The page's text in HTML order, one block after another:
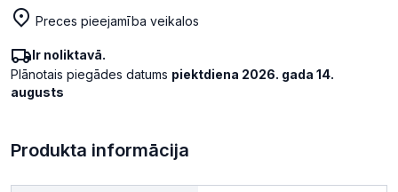
Preces pieejamība veikalos
Ir noliktavā.
Plānotais piegādes datums piektdiena 2026. gada 14.
augusts
Produkta informācija